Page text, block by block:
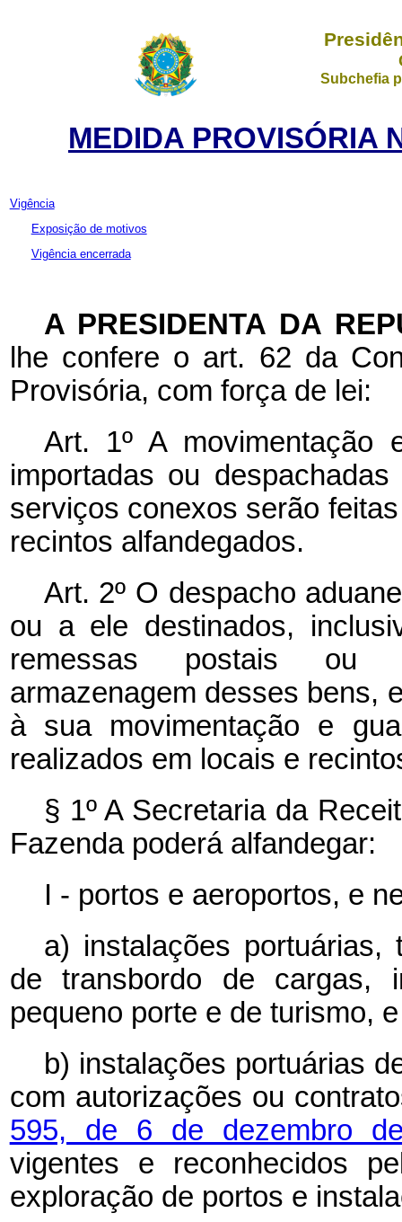
Subchefia
MEDIDA PROVISÓRIA
Vigência
Exposição de motivos
Vigência encerrada
A PRESIDENTA DA
lhe confere o art. 62 da
Provisória, com força de lei:
Art. 1º A movimentação
importadas ou
serviços conexos serão
recintos alfandegados.
Art. 2º O despacho
ou a ele destinados,
remessas postais ou
armazenagem desses bens,
à sua movimentação e
realizados em locais e
§ 1º A Secretaria da
Fazenda poderá alfandegar:
I - portos e aeroportos, e
a) instalações portuárias,
de transbordo de cargas,
pequeno porte e de turismo,
b) instalações portuárias
com autorizações ou
595, de 6 de dezembro
vigentes e reconhecidos
exploração de portos e